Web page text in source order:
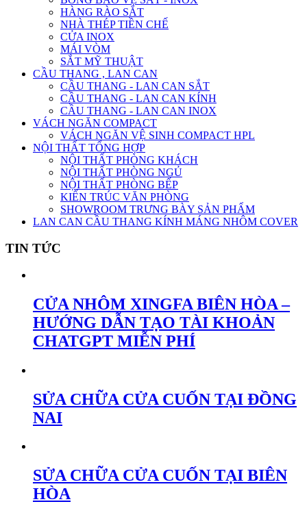
HÀNG RÀO SẮT
NHÀ THÉP TIỀN CHẾ
CỬA INOX
MÁI VÒM
SẮT MỸ THUẬT
CẦU THANG , LAN CAN
CẦU THANG - LAN CAN SẮT
CẦU THANG - LAN CAN KÍNH
CẦU THANG - LAN CAN INOX
VÁCH NGĂN COMPACT
VÁCH NGĂN VỆ SINH COMPACT HPL
NỘI THẤT TỔNG HỢP
NỘI THẤT PHÒNG KHÁCH
NỘI THẤT PHÒNG NGỦ
NỘI THẤT PHÒNG BẾP
KIẾN TRÚC VĂN PHÒNG
SHOWROOM TRƯNG BÀY SẢN PHẨM
LAN CAN CẦU THANG KÍNH MÁNG NHÔM COVER
TIN TỨC
CỬA NHÔM XINGFA BIÊN HÒA –
HƯỚNG DẪN TẠO TÀI KHOẢN
CHATGPT MIỄN PHÍ
SỬA CHỮA CỬA CUỐN TẠI ĐỒNG
NAI
SỬA CHỮA CỬA CUỐN TẠI BIÊN
HÒA